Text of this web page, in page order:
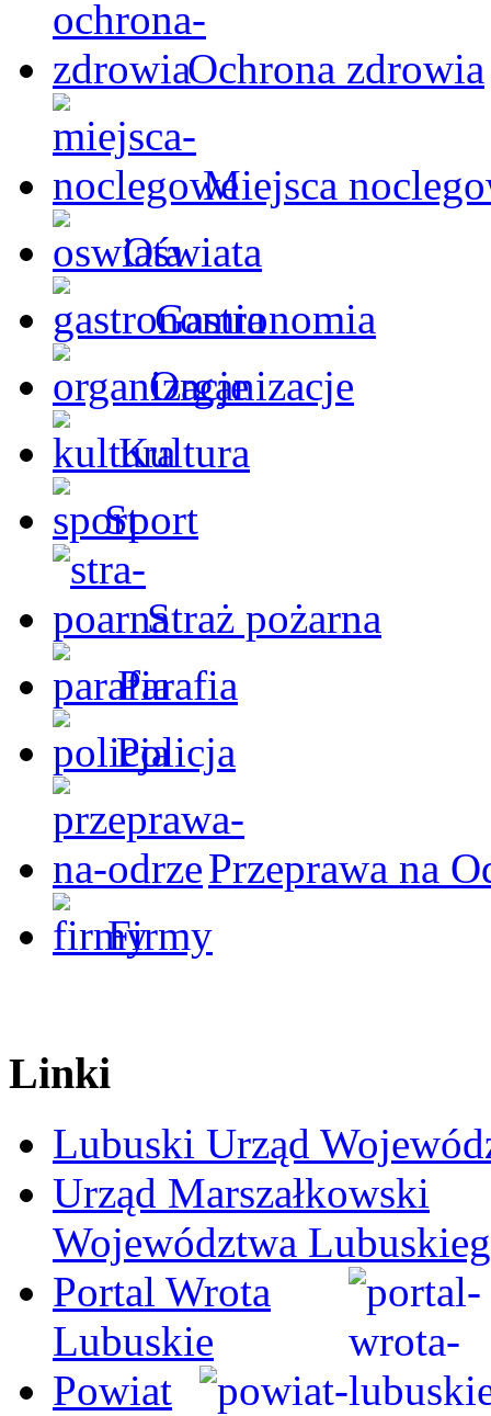
Ochrona zdrowia
Miejsca
Oświata
Gastronomia
Organizacje
Kultura
Sport
Straż pożarna
Parafia
Policja
Przeprawa na
Firmy
Linki
Lubuski Urząd
Urząd Marszałkowski
Województwa
Portal Wrota
Lubuskie
Powiat